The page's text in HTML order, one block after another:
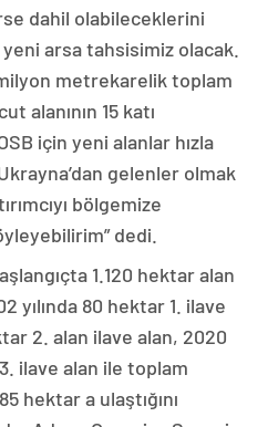
dahil olabileceklerini
arsa tahsisimiz olacak.
metrekarelik toplam
alanının 15 katı
için yeni alanlar hızla
gelenler olmak
bölgemize
dedi.
1.120 hektar alan
yılında 80 hektar 1. ilave
2. alan ilave alan, 2020
ilave alan ile toplam
hektar a ulaştığını